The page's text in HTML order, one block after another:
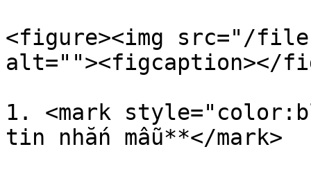
<figure><img src="/files/
alt=""><figcaption></
1. <mark
tin nhắn mẫu**</mark>